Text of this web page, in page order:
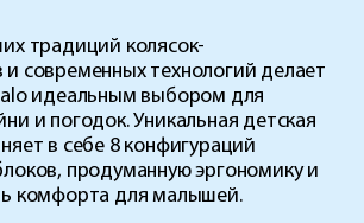
традиций колясок-
современных технологий делает
идеальным выбором для
и погодок. Уникальная детская
в себе 8 конфигураций
продуманную эргономику и
комфорта для малышей.